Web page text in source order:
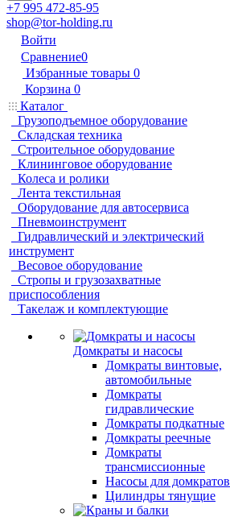
+7 995 472-85-95
shop@tor-holding.ru
Войти
Сравнение0
Избранные товары 0
Корзина 0
Каталог
Грузоподъемное оборудование
Складская техника
Строительное оборудование
Клининговое оборудование
Колеса и ролики
Лента текстильная
Оборудование для автосервиса
Пневмоинструмент
Гидравлический и электрический
инструмент
Весовое оборудование
Стропы и грузозахватные
приспособления
Такелаж и комплектующие
Домкраты и насосы
Домкраты винтовые,
автомобильные
Домкраты
гидравлические
Домкраты подкатные
Домкраты реечные
Домкраты
трансмиссионные
Насосы для домкратов
Цилиндры тянущие